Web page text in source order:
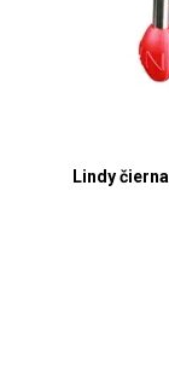
Lindy